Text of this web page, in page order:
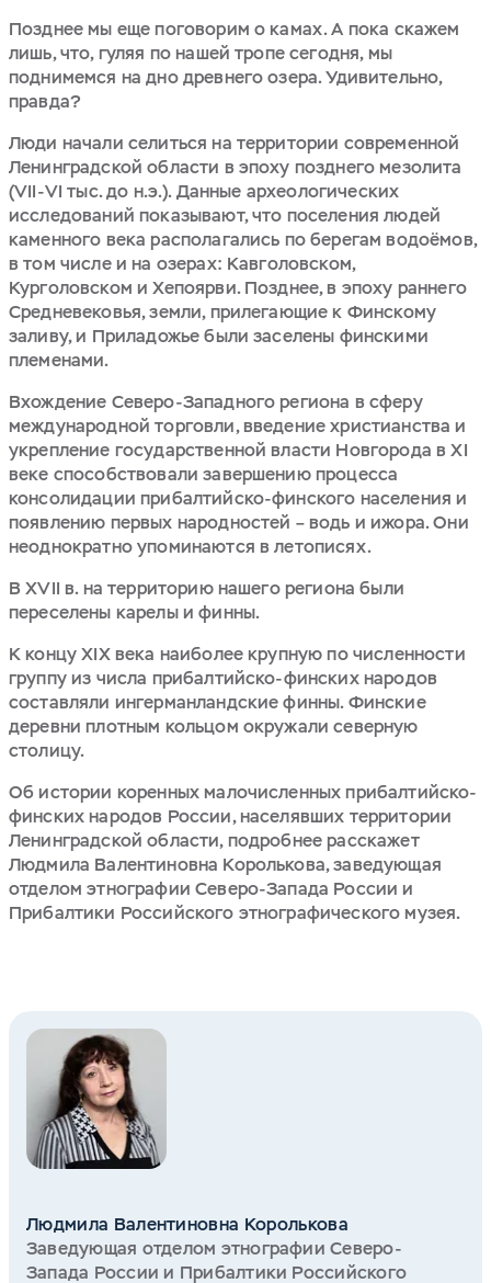
Позднее мы еще поговорим о камах. А пока скажем
лишь, что, гуляя по нашей тропе сегодня, мы
поднимемся на дно древнего озера. Удивительно,
правда?
Люди начали селиться на территории современной
Ленинградской области в эпоху позднего мезолита
(VII-VI тыс. до н.э.). Данные археологических
исследований показывают, что поселения людей
каменного века располагались по берегам водоёмов,
в том числе и на озерах: Кавголовском,
Курголовском и Хепоярви. Позднее, в эпоху раннего
Средневековья, земли, прилегающие к Финскому
заливу, и Приладожье были заселены финскими
племенами.
Вхождение Северо-Западного региона в сферу
международной торговли, введение христианства и
укрепление государственной власти Новгорода в XI
веке способствовали завершению процесса
консолидации прибалтийско-финского населения и
появлению первых народностей – водь и ижора. Они
неоднократно упоминаются в летописях.
В XVII в. на территорию нашего региона были
переселены карелы и финны.
К концу XIX века наиболее крупную по численности
группу из числа прибалтийско-финских народов
составляли ингерманландские финны. Финские
деревни плотным кольцом окружали северную
столицу.
Об истории коренных малочисленных прибалтийско-
финских народов России, населявших территории
Ленинградской области, подробнее расскажет
Людмила Валентиновна Королькова, заведующая
отделом этнографии Северо-Запада России и
Прибалтики Российского этнографического музея.
Людмила Валентиновна Королькова
Заведующая отделом этнографии Северо-
Запада России и Прибалтики Российского